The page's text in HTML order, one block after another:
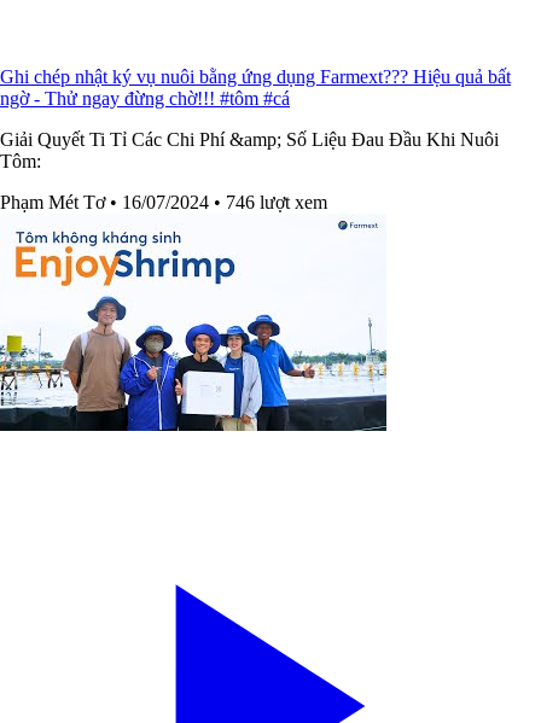
Ghi chép nhật ký vụ nuôi bằng ứng dụng Farmext??? Hiệu quả bất
ngờ - Thử ngay đừng chờ!!! #tôm #cá
Giải Quyết Ti Tỉ Các Chi Phí &amp; Số Liệu Đau Đầu Khi Nuôi
Tôm:
Phạm Mét Tơ • 16/07/2024 • 746 lượt xem